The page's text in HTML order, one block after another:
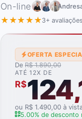
On-line
★★★★★3+ avaliações
OFERTA
De R$ 1.890,00
ATÉ 12X DE
R$
ou R$ 1.490,00 à
5.00% de desconto